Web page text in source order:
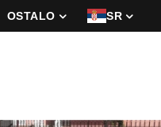
OSTALO SR